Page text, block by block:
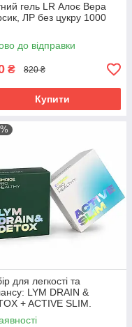
гель LR Алоє Вера
ЛР без цукру 1000
до відправки
₴ 820 ₴
Купити
для легкості та
LYM DRAIN &
+ ACTIVE SLIM.